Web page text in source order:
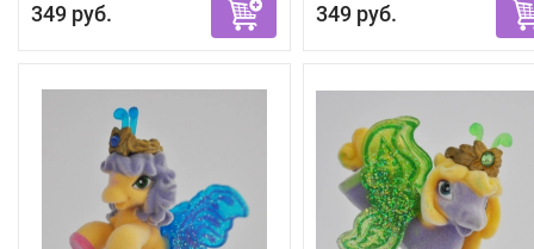
349 руб. 349 руб.